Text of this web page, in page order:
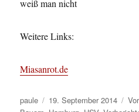
weiß man nicht
Weitere Links:
Miasanrot.de
Autor
paule
Veröffentlicht
19. September 2014